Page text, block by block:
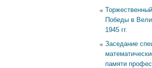
Победы в
1945 гг.
Заседание
памяти